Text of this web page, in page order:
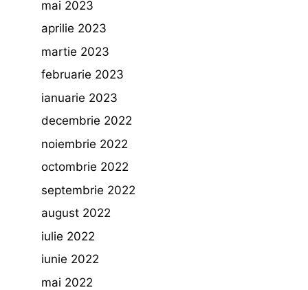
mai 2023
aprilie 2023
martie 2023
februarie 2023
ianuarie 2023
decembrie 2022
noiembrie 2022
octombrie 2022
septembrie 2022
august 2022
iulie 2022
iunie 2022
mai 2022